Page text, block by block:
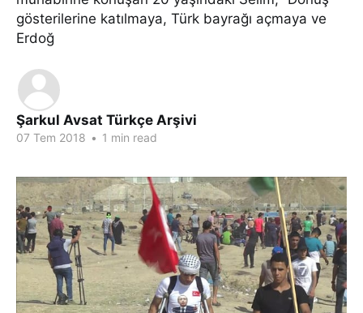
gösterilerine katılmaya, Türk bayrağı açmaya ve
Erdoğ
Şarkul Avsat Türkçe Arşivi
07 Tem 2018 • 1 min read